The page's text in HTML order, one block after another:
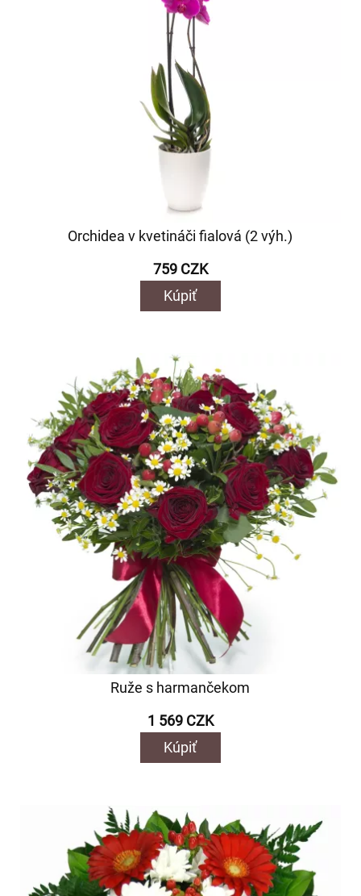
Orchidea v kvetináči fialová (2 výh.)
759 CZK
Kúpiť
Ruže s harmančekom
1 569 CZK
Kúpiť